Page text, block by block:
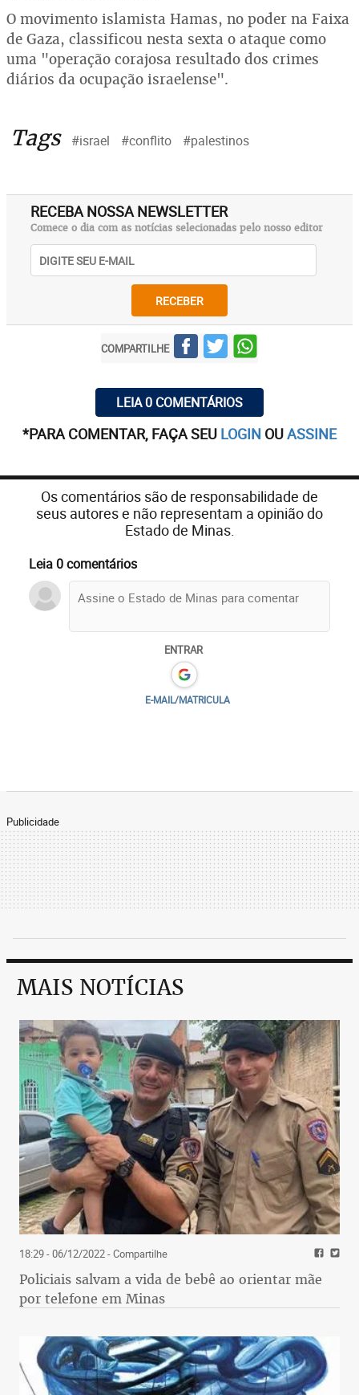
O movimento islamista Hamas, no poder na Faixa
de Gaza, classificou nesta sexta o ataque como
uma "operação corajosa resultado dos crimes
diários da ocupação israelense".
Tags #israel #conflito #palestinos
RECEBA NOSSA NEWSLETTER
Comece o dia com as notícias selecionadas pelo nosso editor
RECEBER
COMPARTILHE
LEIA 0 COMENTÁRIOS
*PARA COMENTAR, FAÇA SEU LOGIN OUASSINE
Os comentários são de responsabilidade de
seus autores e não representam a opinião do
Estado de Minas.
Leia 0 comentários
ENTRAR
E-MAIL/MATRICULA
Publicidade
MAIS NOTÍCIAS
18:29 - 06/12/2022- Compartilhe
Policiais salvam a vida de bebê ao orientar mãe
por telefone em Minas